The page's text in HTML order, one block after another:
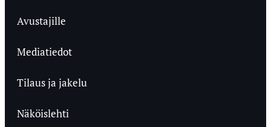
Avustajille
Mediatiedot
Tilaus ja jakelu
Näköislehti